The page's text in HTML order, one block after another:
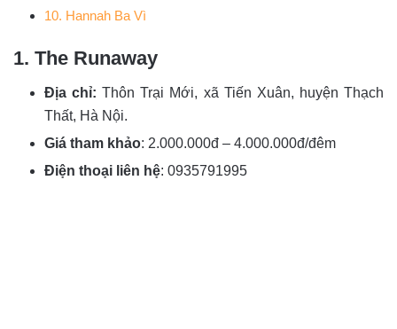
10. Hannah Ba Vì
1. The Runaway
Địa chỉ: Thôn Trại Mới, xã Tiến Xuân, huyện Thạch
Thất, Hà Nội.
Giá tham khảo: 2.000.000đ – 4.000.000đ/đêm
Điện thoại liên hệ: 0935791995